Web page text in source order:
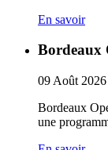
En savoir
Bordeaux
09 Août 2026
Bordeaux
une